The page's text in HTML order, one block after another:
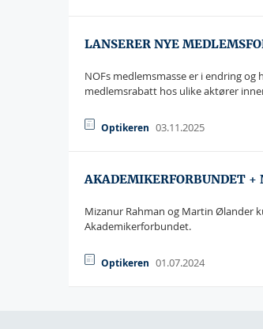
LANSERER NYE
NOFs medlemsmasse er i endring
medlemsrabatt hos ulike aktører
Optikeren 03.11.2025
AKADEMIKERFORBUNDET +
Mizanur Rahman og Martin Ølander
Akademikerforbundet.
Optikeren 01.07.2024